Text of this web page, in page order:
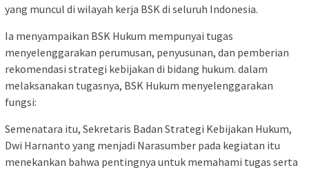
yang muncul di wilayah kerja BSK di seluruh Indonesia.
Ia menyampaikan BSK Hukum mempunyai tugas
menyelenggarakan perumusan, penyusunan, dan pemberian
rekomendasi strategi kebijakan di bidang hukum. dalam
melaksanakan tugasnya, BSK Hukum menyelenggarakan
fungsi:
Semenatara itu, Sekretaris Badan Strategi Kebijakan Hukum,
Dwi Harnanto yang menjadi Narasumber pada kegiatan itu
menekankan bahwa pentingnya untuk memahami tugas serta